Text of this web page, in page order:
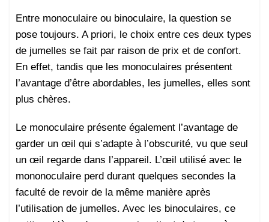
Entre monoculaire ou binoculaire, la question se
pose toujours. A priori, le choix entre ces deux types
de jumelles se fait par raison de prix et de confort.
En effet, tandis que les monoculaires présentent
l’avantage d’être abordables, les jumelles, elles sont
plus chères.
Le monoculaire présente également l’avantage de
garder un œil qui s’adapte à l’obscurité, vu que seul
un œil regarde dans l’appareil. L’œil utilisé avec le
mononoculaire perd durant quelques secondes la
faculté de revoir de la même manière après
l’utilisation de jumelles. Avec les binoculaires, ce